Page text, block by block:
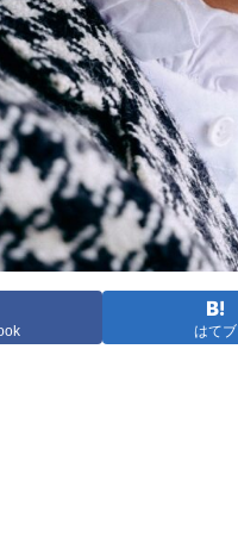
はてブ